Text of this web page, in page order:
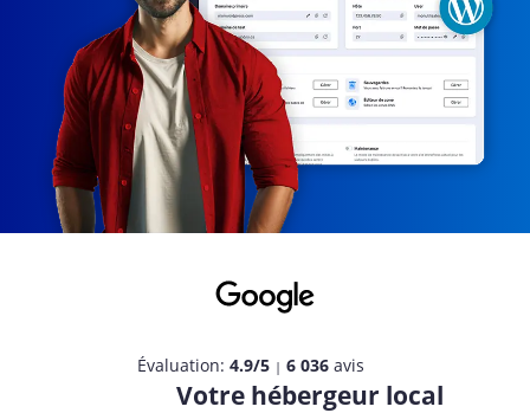
Évaluation: 4.9/5 | 6 036 avis
Votre hébergeur local